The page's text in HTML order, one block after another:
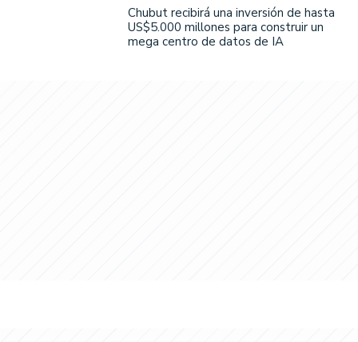
Chubut recibirá una inversión de hasta
US$5.000 millones para construir un
mega centro de datos de IA